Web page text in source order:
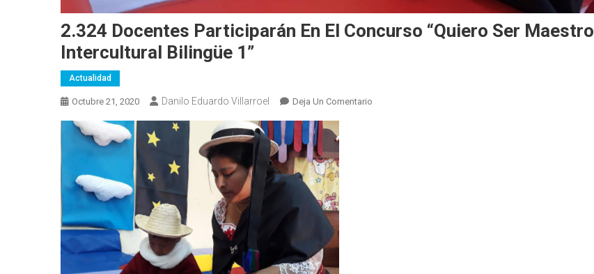
2.324 Docentes Participarán En El Concurso “Quiero Ser Maestro
Intercultural Bilingüe 1”
Actualidad
Octubre 21, 2020 Danilo Eduardo Villarroel Deja Un Comentario